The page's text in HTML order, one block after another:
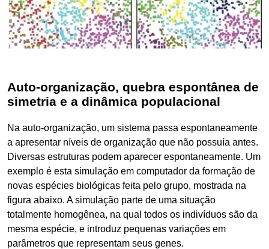
Auto-organização, quebra espontânea de
simetria e a dinâmica populacional
Na auto-organização, um sistema passa espontaneamente
a apresentar níveis de organização que não possuía antes.
Diversas estruturas podem aparecer espontaneamente. Um
exemplo é esta simulação em computador da formação de
novas espécies biológicas feita pelo grupo, mostrada na
figura abaixo. A simulação parte de uma situação
totalmente homogênea, na qual todos os indivíduos são da
mesma espécie, e introduz pequenas variações em
parâmetros que representam seus genes.